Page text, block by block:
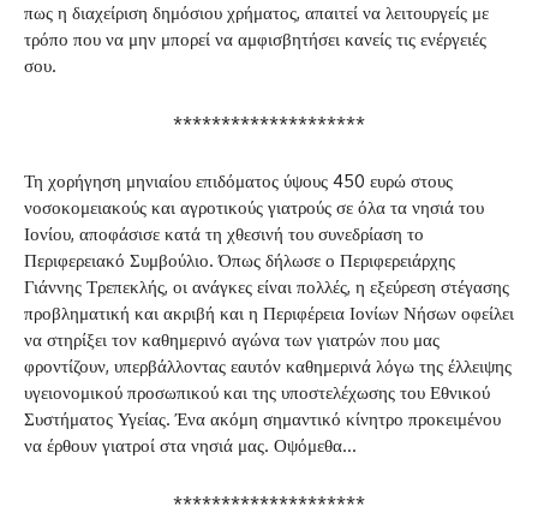
πως η διαχείριση δημόσιου χρήματος, απαιτεί να λειτουργείς με
τρόπο που να μην μπορεί να αμφισβητήσει κανείς τις ενέργειές
σου.
********************
Τη χορήγηση μηνιαίου επιδόματος ύψους 450 ευρώ στους
νοσοκομειακούς και αγροτικούς γιατρούς σε όλα τα νησιά του
Ιονίου, αποφάσισε κατά τη χθεσινή του συνεδρίαση το
Περιφερειακό Συμβούλιο. Όπως δήλωσε ο Περιφερειάρχης
Γιάννης Τρεπεκλής, οι ανάγκες είναι πολλές, η εξεύρεση στέγασης
προβληματική και ακριβή και η Περιφέρεια Ιονίων Νήσων οφείλει
να στηρίξει τον καθημερινό αγώνα των γιατρών που μας
φροντίζουν, υπερβάλλοντας εαυτόν καθημερινά λόγω της έλλειψης
υγειονομικού προσωπικού και της υποστελέχωσης του Εθνικού
Συστήματος Υγείας. Ένα ακόμη σημαντικό κίνητρο προκειμένου
να έρθουν γιατροί στα νησιά μας. Οψόμεθα…
********************